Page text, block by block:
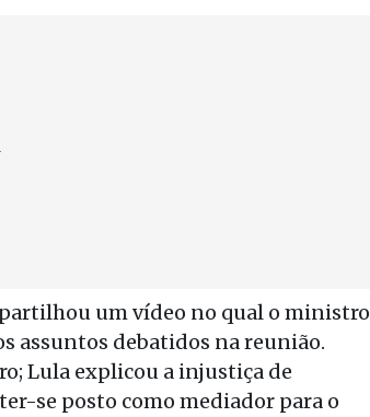
um vídeo no qual o ministro
assuntos debatidos na reunião.
Lula explicou a injustiça de
se posto como mediador para o